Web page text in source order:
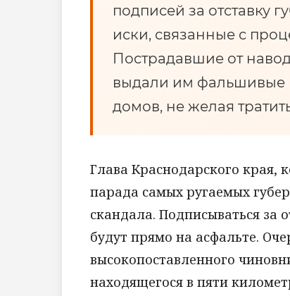
подписей за отставку
иски, связанные с
Пострадавшие от
выдали им фальшивые
домов, не желая
Глава Краснодарского края,
парада самых ругаемых
скандала. Подписываться за
будут прямо на асфальте.
высокопоставленного
находящегося в пяти